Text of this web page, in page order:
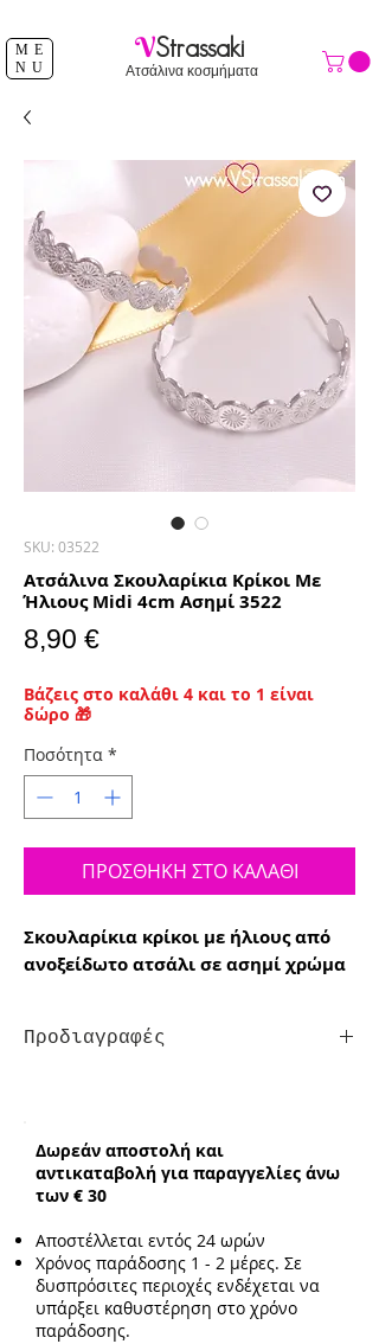
ME
NU
VStrassaki
Ατσάλινα κοσμήματα
SKU: 03522
Ατσάλινα Σκουλαρίκια Κρίκοι Με
Ήλιους Midi 4cm Ασημί 3522
8,90 €Τιμή
Βάζεις στο καλάθι 4 και το 1 είναι
δώρο 🎁
Ποσότητα *
ΠΡΟΣΘΗΚΗ ΣΤΟ ΚΑΛΑΘΙ
Σκουλαρίκια κρίκοι με ήλιους από
ανοξείδωτο ατσάλι σε ασημί χρώμα
Προδιαγραφές
Δωρεάν αποστολή και
αντικαταβολή για παραγγελίες άνω
των € 30
Αποστέλλεται εντός 24 ωρών
Χρόνος παράδοσης 1 - 2 μέρες. Σε
δυσπρόσιτες περιοχές ενδέχεται να
υπάρξει καθυστέρηση στο χρόνο
παράδοσης.